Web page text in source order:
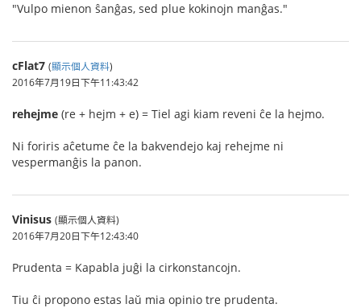
"Vulpo mienon ŝanĝas, sed plue kokinojn manĝas."
cFlat7 (顯示個人資料)
2016年7月19日下午11:43:42
rehejme (re + hejm + e) = Tiel agi kiam reveni ĉe la hejmo.
Ni foriris aĉetume ĉe la bakvendejo kaj rehejme ni
vespermanĝis la panon.
Vinisus (顯示個人資料)
2016年7月20日下午12:43:40
Prudenta = Kapabla juĝi la cirkonstancojn.
Tiu ĉi propono estas laŭ mia opinio tre prudenta.